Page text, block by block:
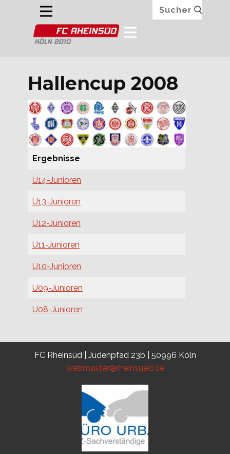
Hallencup 2008
Ergebnisse
U14-Junioren
U13-Junioren
U12-Junioren
U11-Junioren
U10-Junioren
U09-Junioren
U08-Junioren
FC Rheinsüd | Judenpfad 23b | 50996 Köln
webmaster@rheinsued.de